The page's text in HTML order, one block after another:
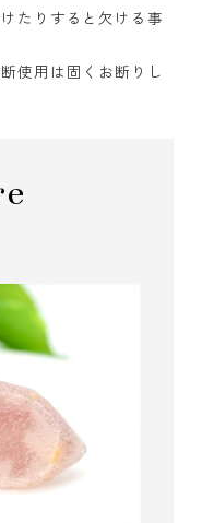
たりすると欠ける事
使用は固くお断りし